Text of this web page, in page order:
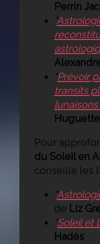
Perrin
"
"Prévoir
transits
Pour
du Soleil en
conseille les
"
de Liz
"Soleil et
Hadès